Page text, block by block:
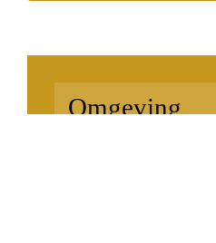
Omgeving